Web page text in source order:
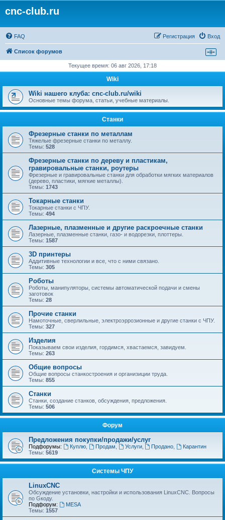
cnc-club.ru
FAQ Вход
Регистрация
Список форумов
Текущее время: 06 авг 2026, 17:18
Wiki
Wiki нашего клуба: cnc-club.ru/wiki
Основные темы форума, статьи, учебные материалы.
Станки
Фрезерные станки по металлам
Тяжелые фрезерные станки по металлу.
Темы: 528
Фрезерные станки по дереву и пластикам,
гравировальные станки, роутеры
Фрезерные и гравировальные станки для обработки мягких материалов
(дерево, пластики, мягкие металлы).
Темы: 1743
Токарные станки
Токарные станки с ЧПУ.
Темы: 494
Лазерные, плазменные и другие раскроечные станки
Лазерные, плазменные станки, газо- и водорезки, плоттеры.
Темы: 1587
3D принтеры
Аддитивные технологии и все, что с ними связано.
Темы: 305
Роботы
Роботы, манипуляторы, системы автоматической подачи и смены
заготовок
Темы: 28
Прочие станки
Намоточные, сверлильные, электроэррозионные и другие станки с ЧПУ.
Темы: 327
Изделия
Показываем свои изделия, гордимся, хвастаемся, завидуем.
Темы: 263
Общие вопросы
Общие вопросы станкостроения и организиции труда.
Темы: 855
Станки
Станки, создание станков, обсуждения, предложения.
Темы: 506
Форум
Предложения покупки/продажи/услуг
Подфорумы: Куплю, Продам Услуги, Продано
Карантин
Темы: 5619
Системы ЧПУ
LinuxCNC
Обсуждение установки, настройки и использования LinuxCNC. Вопросы
по Gкоду.
Подфорум:
MESA
Темы: 1557